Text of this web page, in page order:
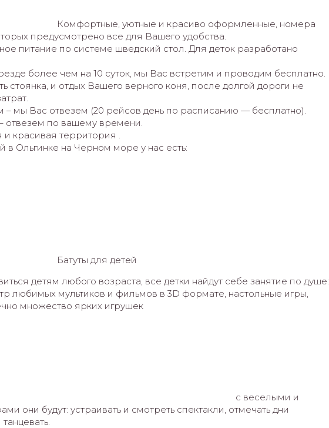
Комфортные, уютные и красиво оформленные, номера
предусмотрено все для Вашего удобства.
питание по системе шведский стол. Для деток разработано
более чем на 10 суток, мы Вас встретим и проводим бесплатно.
стоянка, и отдых Вашего верного коня, после долгой дороги не
мы Вас отвезем (20 рейсов день по расписанию — бесплатно).
отвезем по вашему времени.
и красивая территория .
в Ольгинке на Черном море у нас есть:
Батуты для детей
детям любого возраста, все детки найдут себе занятие по душе:
любимых мультиков и фильмов в 3D формате, настольные игры,
множество ярких игрушек
с веселыми и
они будут: устраивать и смотреть спектакли, отмечать дни